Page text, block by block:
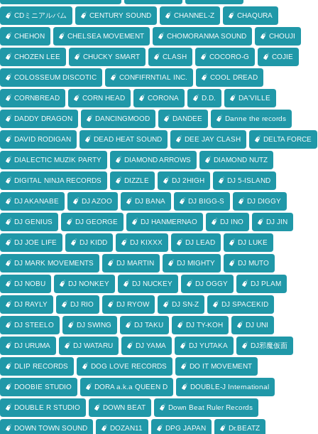
CDミニアルバム CENTURY SOUND CHANNEL-Z CHAQURA
CHEHON CHELSEA MOVEMENT CHOMORANMA SOUND CHOUJI
CHOZEN LEE CHUCKY SMART CLASH COCORO-G COJIE
COLOSSEUM DISCOTIC CONFIFRNTIAL INC. COOL DREAD
CORNBREAD CORN HEAD CORONA D.D. DA'VILLE
DADDY DRAGON DANCINGMOOD DANDEE Danne the records
DAVID RODIGAN DEAD HEAT SOUND DEE JAY CLASH DELTA FORCE
DIALECTIC MUZIK PARTY DIAMOND ARROWS DIAMOND NUTZ
DIGITAL NINJA RECORDS DIZZLE DJ 2HIGH DJ 5-ISLAND
DJ AKANABE DJ AZOO DJ BANA DJ BIGG-S DJ DIGGY
DJ GENIUS DJ GEORGE DJ HANMERNAO DJ INO DJ JIN
DJ JOE LIFE DJ KIDD DJ KIXXX DJ LEAD DJ LUKE
DJ MARK MOVEMENTS DJ MARTIN DJ MIGHTY DJ MUTO
DJ NOBU DJ NONKEY DJ NUCKEY DJ OGGY DJ PLAM
DJ RAYLY DJ RIO DJ RYOW DJ SN-Z DJ SPACEKID
DJ STEELO DJ SWING DJ TAKU DJ TY-KOH DJ UNI
DJ URUMA DJ WATARU DJ YAMA DJ YUTAKA DJ邪魔仮面
DLIP RECORDS DOG LOVE RECORDS DO IT MOVEMENT
DOOBIE STUDIO DORA a.k.a QUEEN D DOUBLE-J International
DOUBLE R STUDIO DOWN BEAT Down Beat Ruler Records
DOWN TOWN SOUND DOZAN11 DPG JAPAN Dr.BEATZ